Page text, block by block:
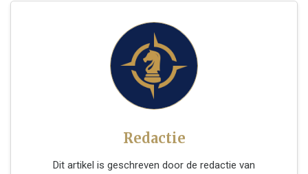
Redactie
Dit artikel is geschreven door de redactie van